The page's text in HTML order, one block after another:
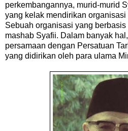
perkembangannya, murid-murid
yang kelak mendirikan organisasi
Sebuah organisasi yang
mashab Syafii. Dalam banyak
persamaan dengan Persatuan
yang didirikan oleh para ulama